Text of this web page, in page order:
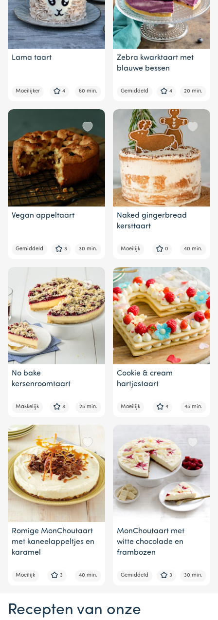
Lama taart
Moeilijker 4 60 min.
Zebra kwarktaart met
blauwe bessen
Gemiddeld 4 20 min.
Vegan appeltaart
Gemiddeld 3 30 min.
Naked gingerbread
kersttaart
Moeilijk 0 40 min.
No bake
kersenroomtaart
Makkelijk 3 25 min.
Cookie & cream
hartjestaart
Moeilijk 4 45 min.
Romige MonChoutaart
met kaneelappeltjes en
karamel
Moeilijk 3 40 min.
MonChoutaart met
witte chocolade en
frambozen
Gemiddeld 3 30 min.
Recepten van onze